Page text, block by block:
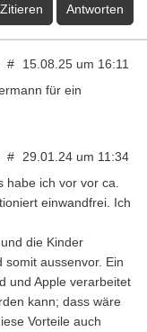
Zitieren Antworten
# 15.08.25 um 16:11
für ein
# 29.01.24 um 11:34
habe ich vor vor ca.
einwandfrei. Ich
die Kinder
somit aussenvor. Ein
und Apple verarbeitet
kann; dass wäre
Vorteile auch